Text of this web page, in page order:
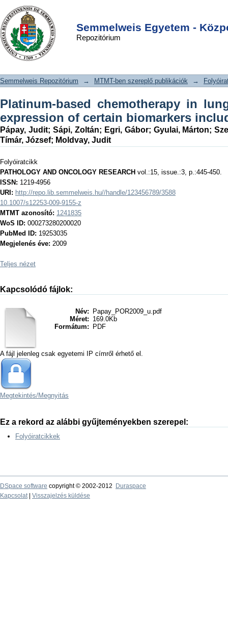
Semmelweis Egyetem -
Repozitórium
Platinum-based chemotherapy in lung
cancer affects the expression of
certain biomarkers including ERCC1
DSpace/Manakin Repository
Semmelweis Repozitórium → MTMT-ben szereplő publikációk →
Platinum-based chemotherapy in
expression of certain biomarkers
Pápay, Judit; Sápi, Zoltán; Egri, Gábor; Gyulai, Márton;
Tímár, József; Moldvay, Judit
Folyóiratcikk
PATHOLOGY AND ONCOLOGY RESEARCH vol.:15, issue.:3, p.:445-450.
ISSN: 1219-4956
URI: http://repo.lib.semmelweis.hu//handle/123456789/3588
10.1007/s12253-009-9155-z
MTMT azonosító: 1241835
WoS ID: 000273280200020
PubMed ID: 19253035
Megjelenés éve: 2009
Teljes nézet
Kapcsolódó fájlok:
Név:
Papay_POR2009_u.pdf
Méret: 169.0Kb
Formátum:
PDF
A fájl jelenleg csak egyetemi IP címről érhető el.
Megtekintés/Megnyitás
Ez a rekord az alábbi gyűjteményekben szerepel:
Folyóiratcikkek
DSpace software copyright © 2002-2012
Duraspace
Kapcsolat| Visszajelzés küldése